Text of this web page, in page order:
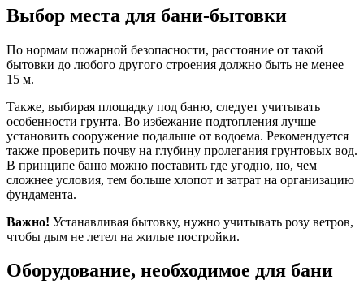
Выбор места для бани-бытовки
По нормам пожарной безопасности, расстояние от такой
бытовки до любого другого строения должно быть не менее
15 м.
Также, выбирая площадку под баню, следует учитывать
особенности грунта. Во избежание подтопления лучше
установить сооружение подальше от водоема. Рекомендуется
также проверить почву на глубину пролегания грунтовых вод.
В принципе баню можно поставить где угодно, но, чем
сложнее условия, тем больше хлопот и затрат на организацию
фундамента.
Важно! Устанавливая бытовку, нужно учитывать розу ветров,
чтобы дым не летел на жилые постройки.
Оборудование, необходимое для бани